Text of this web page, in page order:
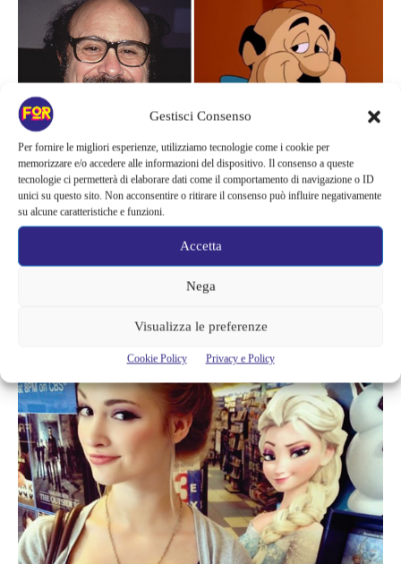
Gestisci Consenso
Per fornire le migliori esperienze, utilizziamo tecnologie come i cookie per
memorizzare e/o accedere alle informazioni del dispositivo. Il consenso a queste
tecnologie ci permetterà di elaborare dati come il comportamento di navigazione o ID
unici su questo sito. Non acconsentire o ritirare il consenso può influire negativamente
su alcune caratteristiche e funzioni.
Accetta
Nega
Visualizza le preferenze
Cookie Policy Privacy e Policy